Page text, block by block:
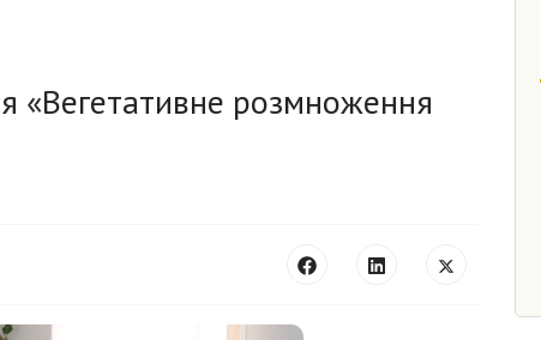
«Вегетативне розмноження